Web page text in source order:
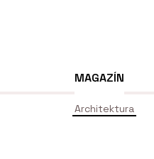
MAGAZÍN
Architektura